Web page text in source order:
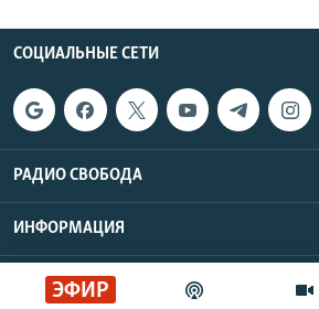
ЭФИР
СОЦИАЛЬНЫЕ СЕТИ
РАДИО СВОБОДА
ИНФОРМАЦИЯ
Радио Свобода © 2026 RFE/RL, Inc.